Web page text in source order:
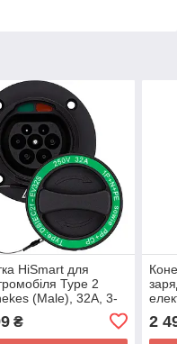
HiSmart для
Type 2
(Male), 32A, 3-
₴ 2